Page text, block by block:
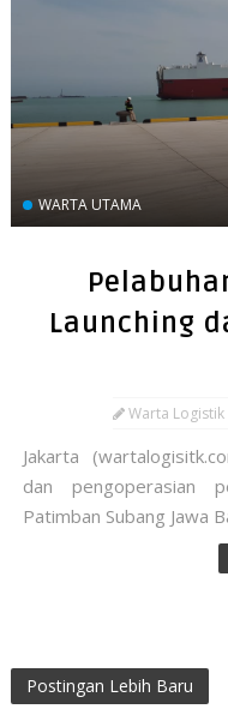
WARTA UTAMA
Launching
Warta Logistik
Jakarta
dan pengoperasian
Patimban Subang Jawa
Postingan Lebih Baru